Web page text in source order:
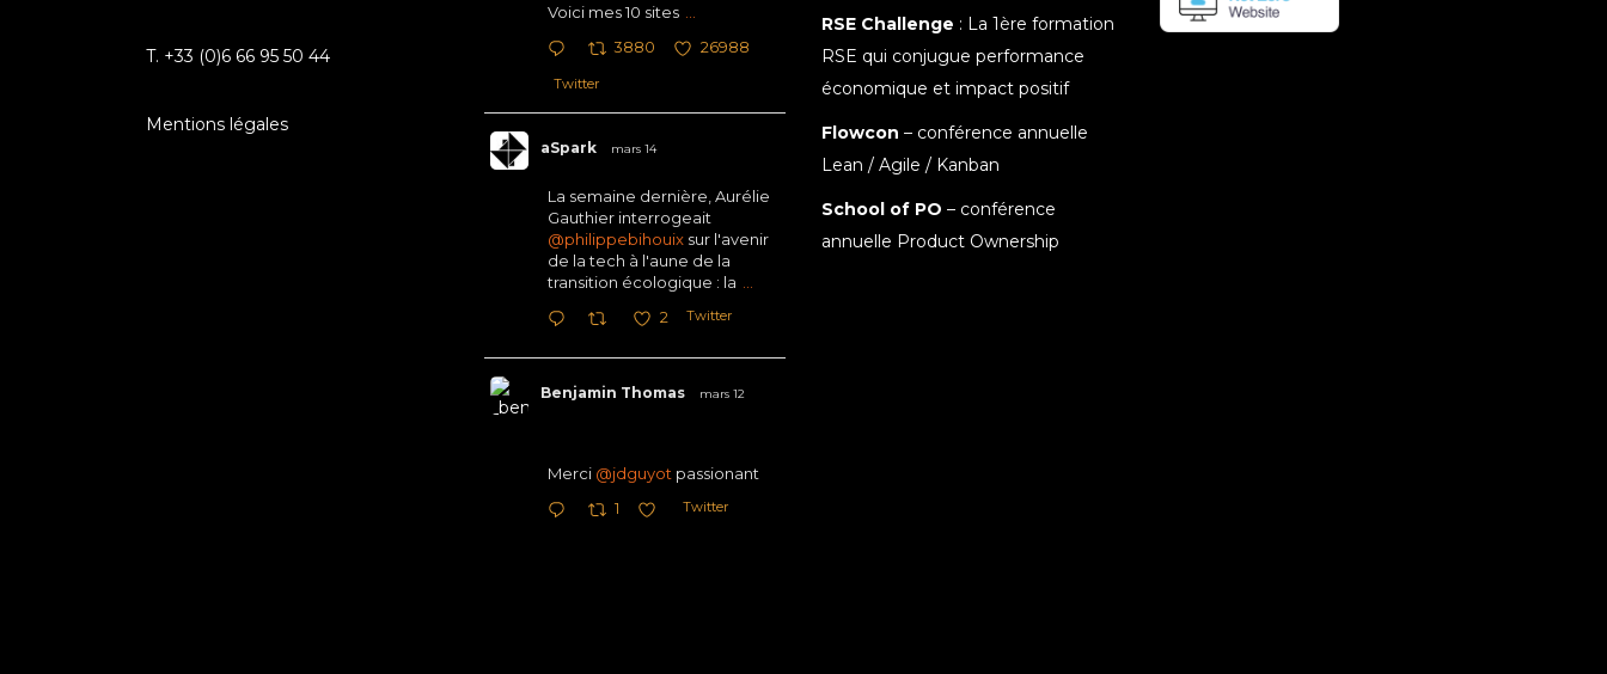
T. +33 (0)6 66 95 50 44
Mentions légales
Voici mes 10 sites ...
3880 26988
Twitter
aSpark mars 14
La semaine dernière, Aurélie
Gauthier interrogeait
@philippebihouixsur l'avenir
de la tech à l'aune de la
transition écologique : la
2 Twitter
Benjamin Thomas mars 12
Merci @jdguyot passionant
1 Twitter
RSE Challenge : La 1ère formation
RSE qui conjugue performance
économique et impact positif
Flowcon – conférence annuelle
Lean / Agile / Kanban
School of PO – conférence
annuelle Product Ownership